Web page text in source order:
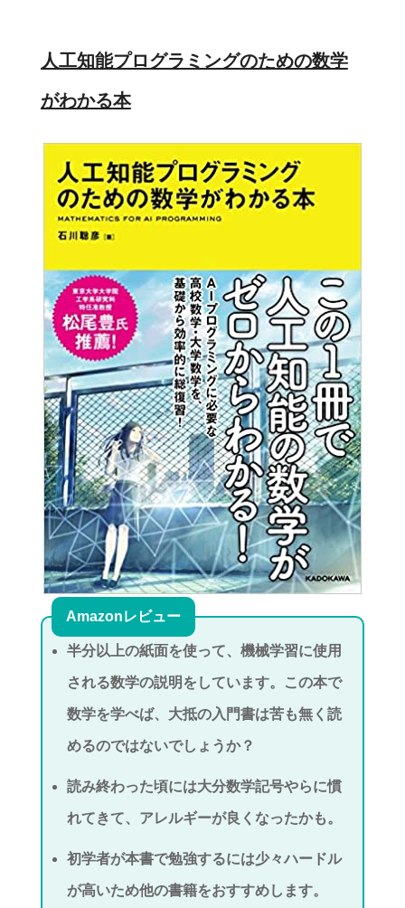
人工知能プログラミングのための数学
がわかる本
Amazonレビュー
半分以上の紙面を使って、機械学習に使用
される数学の説明をしています。この本で
数学を学べば、大抵の入門書は苦も無く読
めるのではないでしょうか？
読み終わった頃には大分数学記号やらに慣
れてきて、アレルギーが良くなったかも。
初学者が本書で勉強するには少々ハードル
が高いため他の書籍をおすすめします。